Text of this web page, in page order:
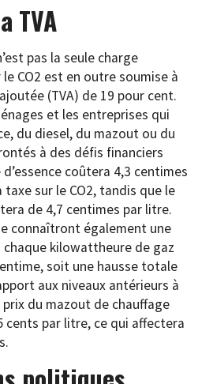
TVA
pas la seule charge
CO2 est en outre soumise à
(TVA) de 19 pour cent.
et les entreprises qui
du diesel, du mazout ou du
à des défis financiers
coûtera 4,3 centimes
sur le CO2, tandis que le
de 4,7 centimes par litre.
connaîtront également une
chaque kilowattheure de gaz
soit une hausse totale
aux niveaux antérieurs à
prix du mazout de chauffage
cents par litre, ce qui affectera